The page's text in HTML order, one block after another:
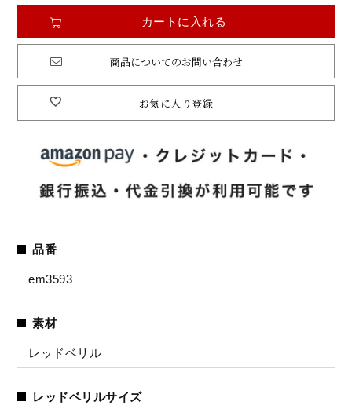
お気に入り登録
カートに入れる
商品についてのお問い合わせ
品番
em3593
素材
レッドベリル
レッドベリルサイズ